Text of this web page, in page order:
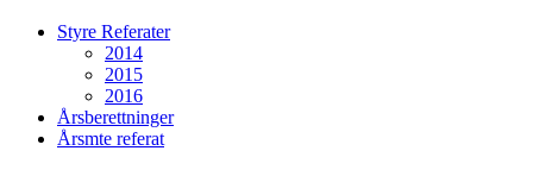
Styre Referater
2014
2015
2016
Årsberettninger
Årsmte referat